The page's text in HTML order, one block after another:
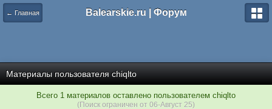
← Главная Balearskie.ru | Форум
Материалы пользователя chiqlto
Всего 1 материалов оставлено пользователем chiqlto
(Поиск ограничен от 06-Август 25)